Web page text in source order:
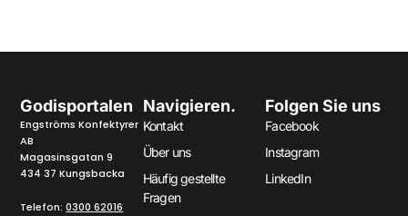
Godisportalen
Engströms Konfektyrer
AB
Magasinsgatan 9
434 37 Kungsbacka
Telefon:0300 62016
Navigieren.
Kontakt
Über uns
Häufig gestellte
Fragen
Folgen Sie uns
Facebook
Instagram
LinkedIn